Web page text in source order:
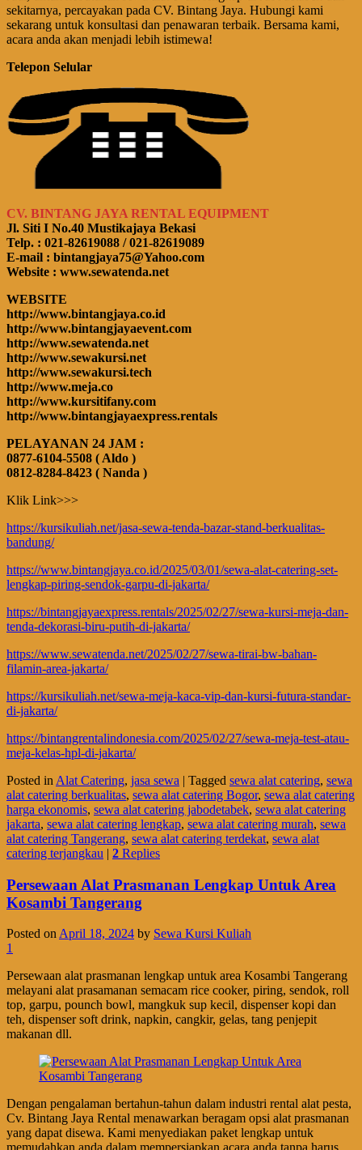
sekitarnya, percayakan pada CV. Bintang Jaya. Hubungi kami
sekarang untuk konsultasi dan penawaran terbaik. Bersama kami,
acara anda akan menjadi lebih istimewa!
Telepon Selular
CV. BINTANG JAYA RENTAL EQUIPMENT
Jl. Siti I No.40 Mustikajaya Bekasi
Telp. : 021-82619088 / 021-82619089
E-mail : bintangjaya75@Yahoo.com
Website : www.sewatenda.net
WEBSITE
http://www.bintangjaya.co.id
http://www.bintangjayaevent.com
http://www.sewatenda.net
http://www.sewakursi.net
http://www.sewakursi.tech
http://www.meja.co
http://www.kursitifany.com
http://www.bintangjayaexpress.rentals
PELAYANAN 24 JAM :
0877-6104-5508 ( Aldo )
0812-8284-8423 ( Nanda )
Klik Link>>>
https://kursikuliah.net/jasa-sewa-tenda-bazar-stand-berkualitas-
bandung/
https://www.bintangjaya.co.id/2025/03/01/sewa-alat-catering-set-
lengkap-piring-sendok-garpu-di-jakarta/
https://bintangjayaexpress.rentals/2025/02/27/sewa-kursi-meja-dan-
tenda-dekorasi-biru-putih-di-jakarta/
https://www.sewatenda.net/2025/02/27/sewa-tirai-bw-bahan-
filamin-area-jakarta/
https://kursikuliah.net/sewa-meja-kaca-vip-dan-kursi-futura-standar-
di-jakarta/
https://bintangrentalindonesia.com/2025/02/27/sewa-meja-test-atau-
meja-kelas-hpl-di-jakarta/
Posted in Alat Catering, jasa sewa | Tagged sewa alat catering, sewa
alat catering berkualitas, sewa alat catering Bogor, sewa alat catering
harga ekonomis, sewa alat catering jabodetabek, sewa alat catering
jakarta, sewa alat catering lengkap, sewa alat catering murah, sewa
alat catering Tangerang, sewa alat catering terdekat, sewa alat
catering terjangkau | 2 Replies
Persewaan Alat Prasmanan Lengkap Untuk Area
Kosambi Tangerang
Posted on April 18, 2024 by Sewa Kursi Kuliah
1
Persewaan alat prasmanan lengkap untuk area Kosambi Tangerang
melayani alat prasamanan semacam rice cooker, piring, sendok, roll
top, garpu, pounch bowl, mangkuk sup kecil, dispenser kopi dan
teh, dispenser soft drink, napkin, cangkir, gelas, tang penjepit
makanan dll.
Dengan pengalaman bertahun-tahun dalam industri rental alat pesta,
Cv. Bintang Jaya Rental menawarkan beragam opsi alat prasmanan
yang dapat disewa. Kami menyediakan paket lengkap untuk